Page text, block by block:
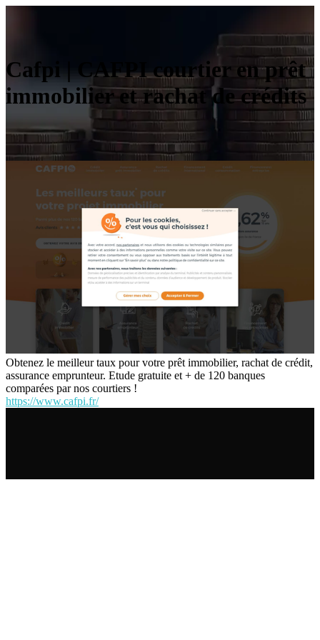
Cafpi | CAFPI courtier en prêt
immobilier et rachat de crédits
Obtenez le meilleur taux pour votre prêt immobilier, rachat de crédit,
assurance emprunteur. Etude gratuite et + de 120 banques
comparées par nos courtiers !
https://www.cafpi.fr/